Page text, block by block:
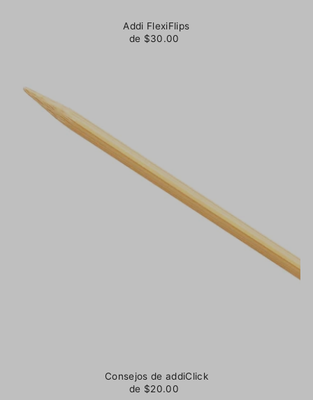
Addi FlexiFlips
de $30.00
Consejos de addiClick
de $20.00